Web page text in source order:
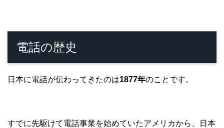
電話の歴史
日本に電話が伝わってきたのは1877年のことです。
すでに先駆けて電話事業を始めていたアメリカから、日本